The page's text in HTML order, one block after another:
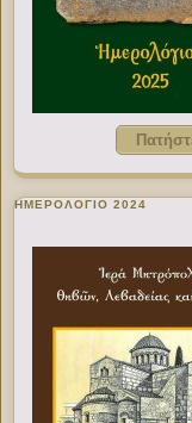
ΗΜΕΡΟΛΟΓΙΟ 2024